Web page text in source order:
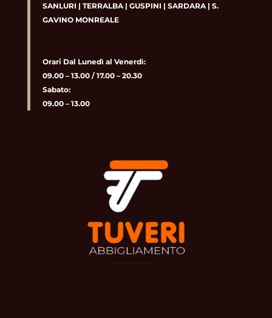
SANLURI | TERRALBA| GUSPINI | SARDARA| S.
GAVINO MONREALE
Orari Dal Lunedì al Venerdì:
09.00 – 13.00 / 17.00 – 20.30
Sabato:
09.00 – 13.00